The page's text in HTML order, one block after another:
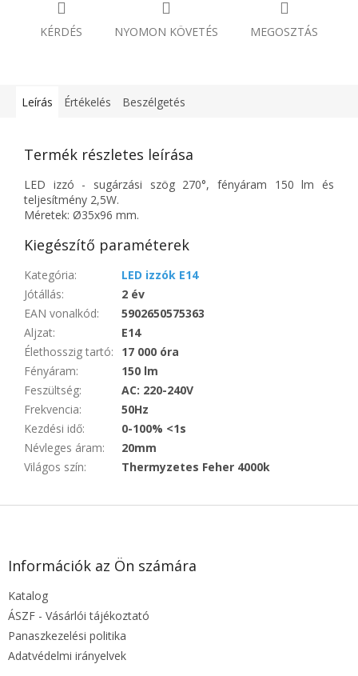
KÉRDÉS NYOMON KÖVETÉS MEGOSZTÁS
Leírás Értékelés Beszélgetés
Termék részletes leírása
LED izzó - sugárzási szög 270°, fényáram 150 lm és
teljesítmény 2,5W.
Méretek: Ø35x96 mm.
Kiegészítő paraméterek
Kategória:
LED izzók E14
Jótállás:
2 év
EAN vonalkód:
5902650575363
Aljzat:
E14
Élethosszig tartó:
17 000 óra
Fényáram:
150 lm
Feszültség:
AC: 220-240V
Frekvencia:
50Hz
Kezdési idő:
0-100% <1s
Névleges áram:
20mm
Világos szín: Thermyzetes Feher 4000k
L
Információk az Ön számára
Katalog
ÁSZF - Vásárlói tájékoztató
Panaszkezelési politika
Adatvédelmi irányelvek